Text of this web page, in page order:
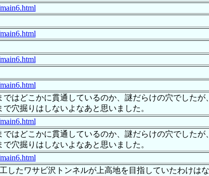
はどこかに貫通しているのか、謎だらけの穴でした
穴掘りはしないよなあと思いました。
はどこかに貫通しているのか、謎だらけの穴でした
穴掘りはしないよなあと思いました。
したワサビ沢トンネルが上高地を目指していたわけは